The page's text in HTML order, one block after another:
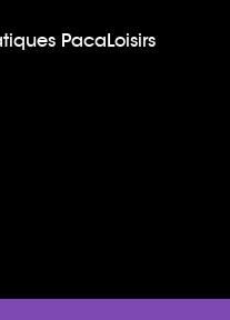
PacaLoisirs